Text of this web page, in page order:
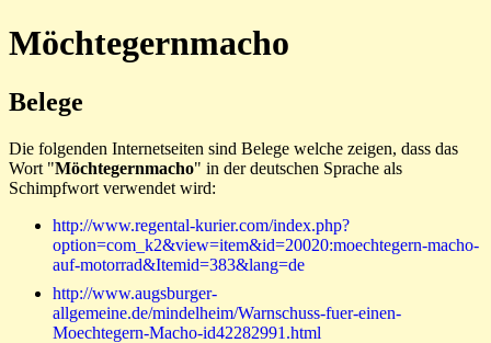
Möchtegernmacho
Belege
Die folgenden Internetseiten sind Belege welche zeigen, dass das
Wort "Möchtegernmacho" in der deutschen Sprache als
Schimpfwort verwendet wird:
http://www.regental-kurier.com/index.php?
option=com_k2&view=item&id=20020:moechtegern-macho-
auf-motorrad&Itemid=383&lang=de
http://www.augsburger-
allgemeine.de/mindelheim/Warnschuss-fuer-einen-
Moechtegern-Macho-id42282991.html